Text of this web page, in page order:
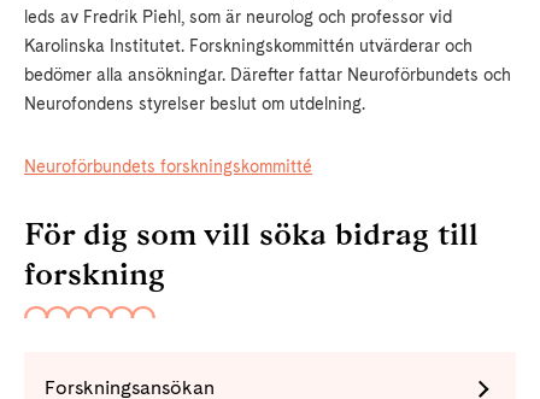
leds av Fredrik Piehl, som är neurolog och professor vid
Karolinska Institutet. Forskningskommittén utvärderar och
bedömer alla ansökningar. Därefter fattar Neuroförbundets och
Neurofondens styrelser beslut om utdelning.
Neuroförbundets forskningskommitté
För dig som vill söka bidrag till
forskning
Forskningsansökan